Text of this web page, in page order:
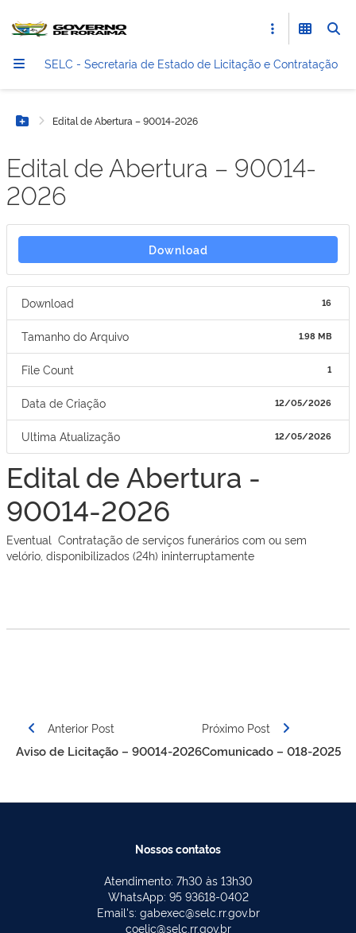
SELC - Secretaria de Estado de Licitação e Contratação
Botão Menu
Edital de Abertura – 90014-2026
Edital de Abertura – 90014-
2026
Download
Download 16
Tamanho do Arquivo 1.98 MB
File Count 1
Data de Criação 12/05/2026
Ultima Atualização 12/05/2026
Edital de Abertura -
90014-2026
Eventual Contratação de serviços funerários com ou sem
velório, disponibilizados (24h) ininterruptamente
de
Post
Anterior Post
Aviso de Licitação – 90014-2026
Próximo Post
Comunicado – 018-2025
Nossos contatos
Atendimento: 7h30 às 13h30
WhatsApp: 95 93618-0402
Email's: gabexec@selc.rr.gov.br
coelic@selc.rr.gov.br